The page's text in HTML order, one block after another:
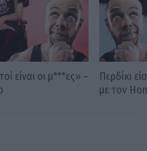
είναι οι μ***ες» –
Περδίκι
με τον